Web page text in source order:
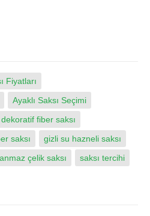
Fiyatları
Ayaklı Saksı Seçimi
dekoratif fiber saksı
saksı
gizli su hazneli saksı
çelik saksı saksı tercihi